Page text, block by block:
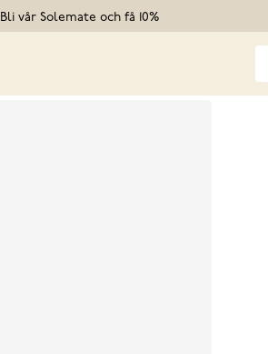
Bli vår Solemate och få 10%